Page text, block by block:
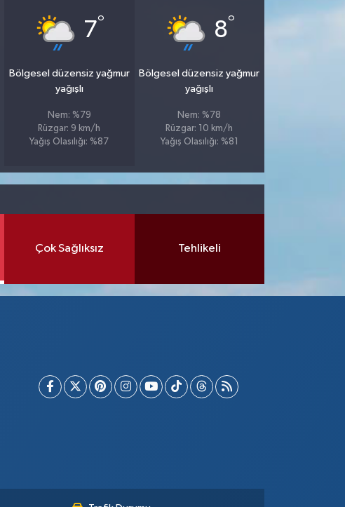
7°
Bölgesel düzensiz yağmur
yağışlı
Nem: %79
Rüzgar: 9 km/h
Yağış Olasılığı: %87
8°
Bölgesel düzensiz yağmur
yağışlı
Nem: %78
Rüzgar: 10 km/h
Yağış Olasılığı: %81
Çok Sağlıksız Tehlikeli